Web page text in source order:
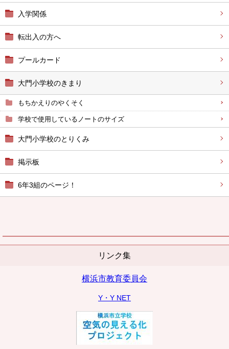
入学関係
転出入の方へ
プールカード
大門小学校のきまり
もちかえりのやくそく
学校で使用しているノートのサイズ
大門小学校のとりくみ
掲示板
6年3組のページ！
リンク集
横浜市教育委員会
Y・Y NET